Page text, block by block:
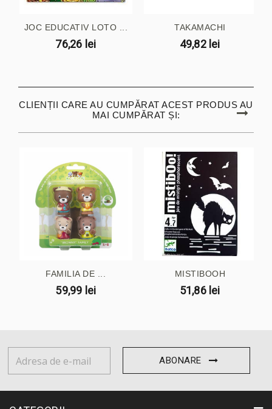
JOC EDUCATIV LOTO ...
76,26 lei
TAKAMACHI
49,82 lei
CLIENȚII CARE AU CUMPĂRAT ACEST PRODUS AU
MAI CUMPĂRAT ȘI:
FAMILIA DE ...
59,99 lei
MISTIBOOH
51,86 lei
ABONARE